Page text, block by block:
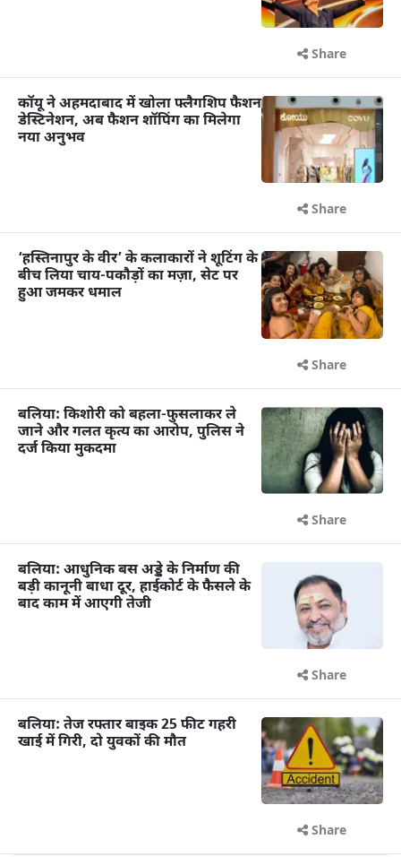
Share
कॉयू ने अहमदाबाद में खोला फ्लैगशिप फैशन
डेस्टिनेशन, अब फैशन शॉपिंग का मिलेगा
नया अनुभव
Share
‘हस्तिनापुर के वीर’ के कलाकारों ने शूटिंग के
बीच लिया चाय-पकौड़ों का मज़ा, सेट पर
हुआ जमकर धमाल
Share
बलिया: किशोरी को बहला-फुसलाकर ले
जाने और गलत कृत्य का आरोप, पुलिस ने
दर्ज किया मुकदमा
Share
बलिया: आधुनिक बस अड्डे के निर्माण की
बड़ी कानूनी बाधा दूर, हाईकोर्ट के फैसले के
बाद काम में आएगी तेजी
Share
बलिया: तेज रफ्तार बाइक 25 फीट गहरी
खाई में गिरी, दो युवकों की मौत
Share